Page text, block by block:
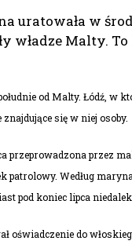
uratowała w
władze Malty.
od Malty. Łódź, w
się w niej osoby.
przeprowadzona przez
Według
pod koniec lipca
oświadczenie do